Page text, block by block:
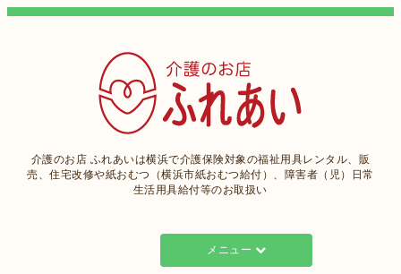
介護のお店 ふれあいは横浜で介護保険対象の福祉用具レンタル、販
売、住宅改修や紙おむつ（横浜市紙おむつ給付）、障害者（児）日常
生活用具給付等のお取扱い
メニュー